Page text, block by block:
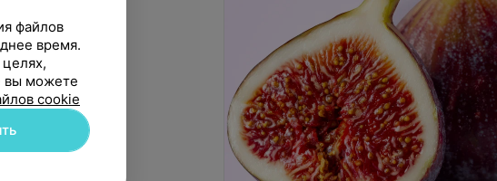
файлов
время.
вы можете
cookie